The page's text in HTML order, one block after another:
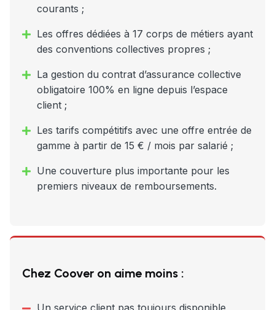
courants ;
Les offres dédiées à 17 corps de métiers ayant
des conventions collectives propres ;
La gestion du contrat d’assurance collective
obligatoire 100% en ligne depuis l’espace
client ;
Les tarifs compétitifs avec une offre entrée de
gamme à partir de 15 € / mois par salarié ;
Une couverture plus importante pour les
premiers niveaux de remboursements.
Chez Coover on aime moins :